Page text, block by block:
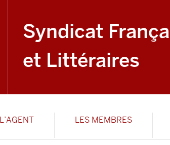
Syndicat
et Littéraires
L’AGENT LES MEMBRES